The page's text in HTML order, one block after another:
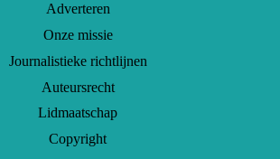
Adverteren
Onze missie
Journalistieke richtlijnen
Auteursrecht
Lidmaatschap
Copyright